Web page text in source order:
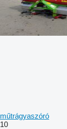
műtrágyaszóró
10